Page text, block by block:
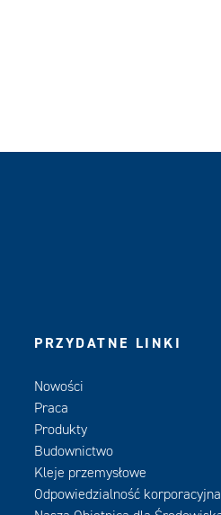
PRZYDATNE LINKI
Nowości
Praca
Produkty
Budownictwo
Kleje przemysłowe
Odpowiedzialność korporacyjna